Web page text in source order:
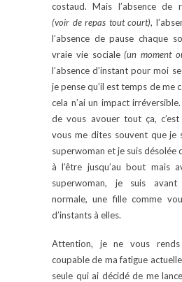
costaud. Mais l’absence de
(voir de repas tout court),
l’absence de pause chaque
vraie vie sociale(un moment
l’absence d’instant pour moi
je pense qu’il est temps de me
cela n’ai un impact
de vous avouer tout ça,
vous me dites souvent que je
superwoman et je suis désolée
à l’être jusqu’au bout mais
superwoman, je suis
normale, une fille comme
d’instants à elles.
Attention, je ne vous
coupable de ma fatigue
seule qui ai décidé de me